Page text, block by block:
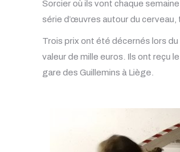
Sorcier où ils vont chaque
série d’œuvres autour du
Trois prix ont été décernés lors du
valeur de mille euros. Ils ont reçu
gare des Guillemins à Liège.